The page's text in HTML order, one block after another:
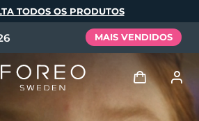
TODOS OS PRODUTOS
MAIS VENDIDOS